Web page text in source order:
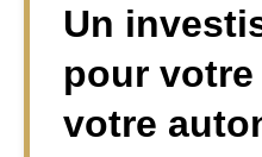
Un
pour
votre